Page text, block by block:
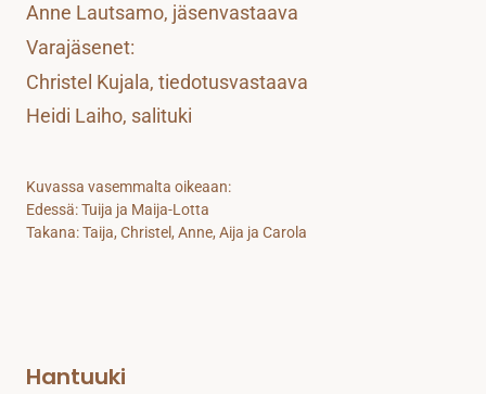
Anne Lautsamo, jäsenvastaava
Varajäsenet:
Christel Kujala, tiedotusvastaava
Heidi Laiho, salituki
Kuvassa vasemmalta oikeaan:
Edessä: Tuija ja Maija-Lotta
Takana: Taija, Christel, Anne, Aija ja Carola
Hantuuki